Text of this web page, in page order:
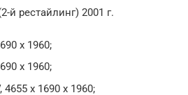
й рестайлинг) 2001 г.
x 1960;
x 1960;
4655 x 1690 x 1960;